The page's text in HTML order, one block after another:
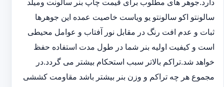
دارد.جوهر های مطلوب برای قیمت چاپ بنر سالونت ‏و‏‏میلد
سالونت‎و ‎‏اکو سالونت‎‎‏و یو وی‎‏است خاصیت عمده این ‏جوهرها
ثبات و عدم افت رنگ در مقابل نور آفتاب و عوامل محیطی
است و کیفیت اولیه بنر شما در طول مدت استفاده حفظ
خواهد شد.‎تراکم بالاتر سبب استحکام بیشتر می گردد.در
مجموع هر چه تراکم و وزن بنر بیشتر باشد مقاومت کششی